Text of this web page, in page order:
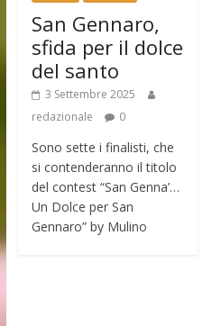
San Gennaro,
sfida per il dolce
del santo
3 Settembre 2025
redazionale
0
Sono sette i finalisti, che
si contenderanno il titolo
del contest “San Genna’…
Un Dolce per San
Gennaro” by Mulino